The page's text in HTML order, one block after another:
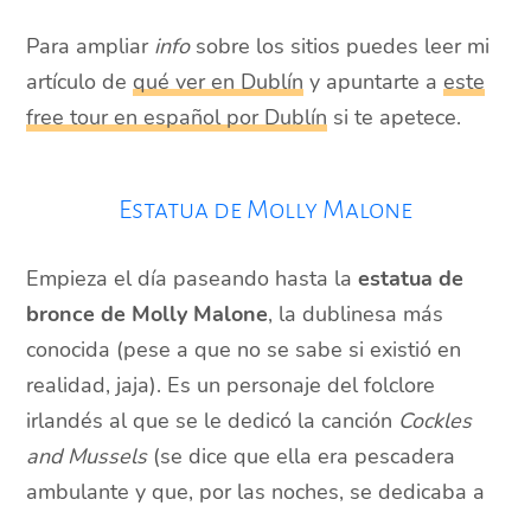
Para ampliar infosobre los sitios puedes leer mi
artículo dequé ver en Dublín y apuntarte aeste
free tour en español por Dublín si te apetece.
Estatua de Molly Malone
Empieza el día paseando hasta laestatua de
bronce de Molly Malone, la dublinesa más
conocida (pese a que no se sabe si existió en
realidad, jaja). Es un personaje del folclore
irlandés al que se le dedicó la canción Cockles
and Mussels (se dice que ella era pescadera
ambulante y que, por las noches, se dedicaba a